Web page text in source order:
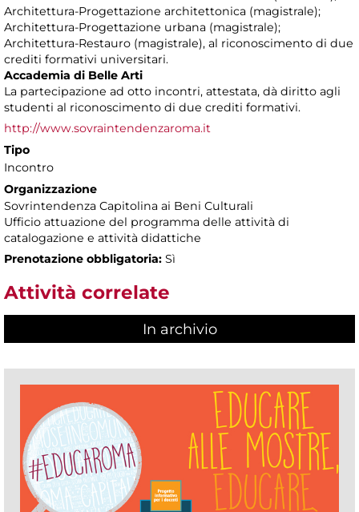
Architettura-Progettazione architettonica (magistrale);
Architettura-Progettazione urbana (magistrale);
Architettura-Restauro (magistrale), al riconoscimento di due
crediti formativi universitari.
Accademia di Belle Arti
La partecipazione ad otto incontri, attestata, dà diritto agli
studenti al riconoscimento di due crediti formativi.
http://www.sovraintendenzaroma.it
Tipo
Incontro
Organizzazione
Sovrintendenza Capitolina ai Beni Culturali
Ufficio attuazione del programma delle attività di
catalogazione e attività didattiche
Prenotazione obbligatoria: Sì
Attività correlate
In archivio